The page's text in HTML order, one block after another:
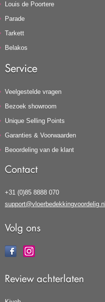
Louis de Poortere
Parade
Tarkett
Belakos
Service
Veelgestelde vragen
Bezoek showroom
Unique Selling Points
Garanties & Voorwaarden
Beoordeling van de klant
Contact
+31 (0)85 8888 070
support@vloerbedekkingvoordelig.nl
Volg ons
Review achterlaten